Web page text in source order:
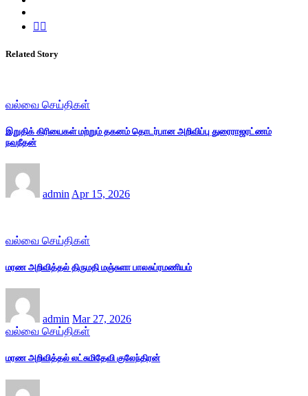
Related Story
வல்வை செய்திகள்
இறுதிக் கிரியைகள் மற்றும் தகனம் தொடர்பான அறிவிப்பு துரைராஜரட்ணம்
நவநீதன்
admin Apr 15, 2026
வல்வை செய்திகள்
மரண அறிவித்தல் திருமதி மஞ்சுளா பாலசுப்ரமணியம்
admin Mar 27, 2026
வல்வை செய்திகள்
மரண அறிவித்தல் லட்சுமிதேவி குலேந்திரன்